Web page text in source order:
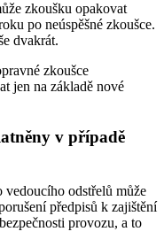
zkoušku opakovat
po neúspěšné zkoušce.
dvakrát.
zkoušce
jen na základě nové
v případě
odstřelů může
předpisů k zajištění
provozu, a to